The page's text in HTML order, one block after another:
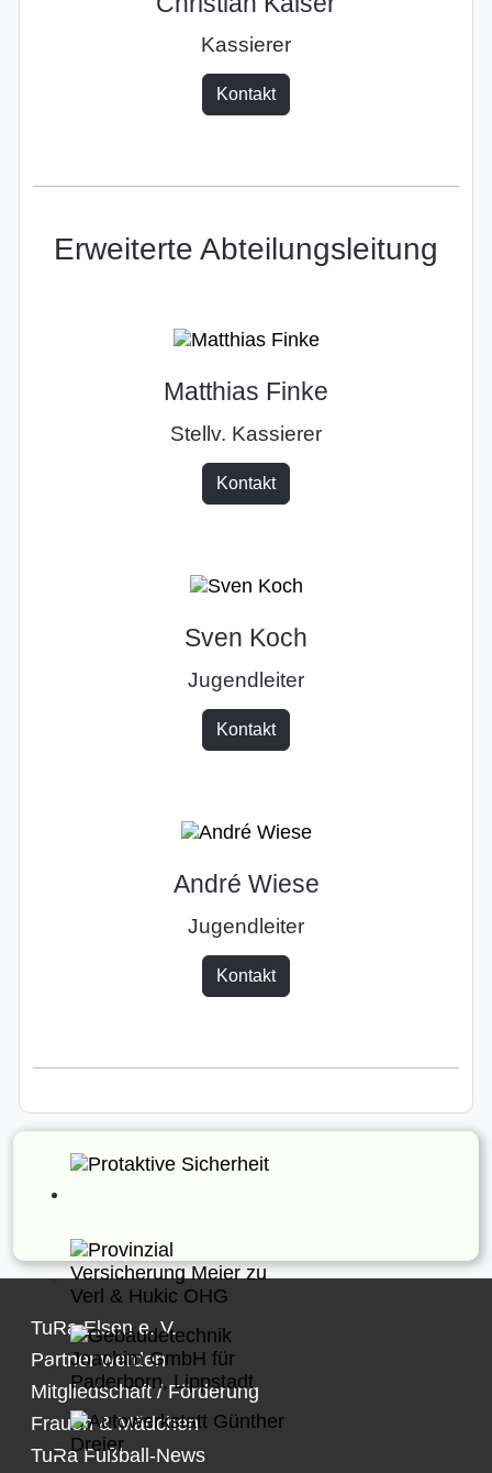
Kassierer
Kontakt
Erweiterte Abteilungsleitung
Matthias Finke
Stellv. Kassierer
Kontakt
Sven Koch
Jugendleiter
Kontakt
André Wiese
Jugendleiter
Kontakt
TuRa Elsen e. V.
Partner werden
Mitgliedschaft / Förderung
Frauen & Mädchen
TuRa Fußball-News